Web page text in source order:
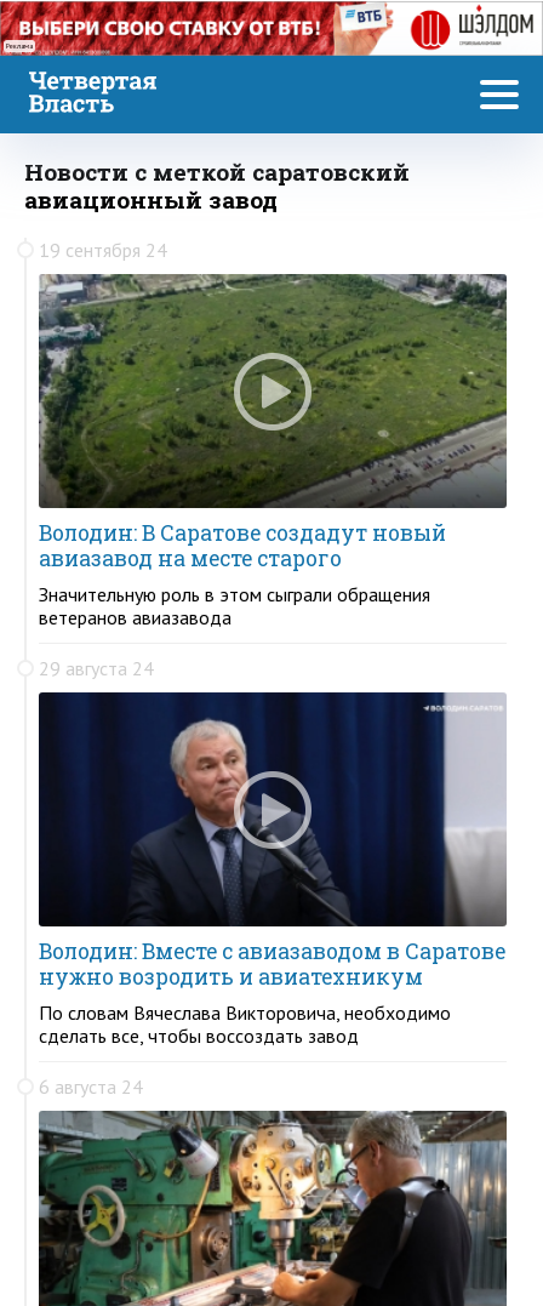
Реклама
Новости с меткой саратовский
авиационный завод
19 сентября 24
Володин: В Саратове создадут новый
авиазавод на месте старого
Значительную роль в этом сыграли обращения
ветеранов авиазавода
29 августа 24
Володин: Вместе с авиазаводом в Саратове
нужно возродить и авиатехникум
По словам Вячеслава Викторовича, необходимо
сделать все, чтобы воссоздать завод
6 августа 24